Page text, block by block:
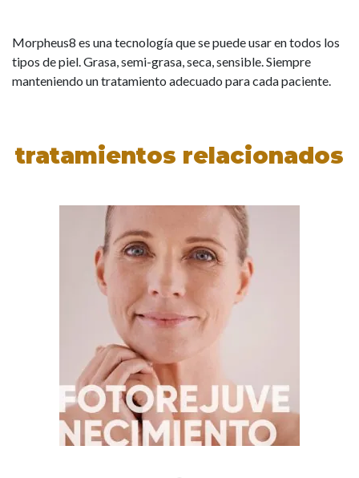
Morpheus8 es una tecnología que se puede usar en todos los
tipos de piel. Grasa, semi-grasa, seca, sensible. Siempre
manteniendo un tratamiento adecuado para cada paciente.
tratamientos relacionados